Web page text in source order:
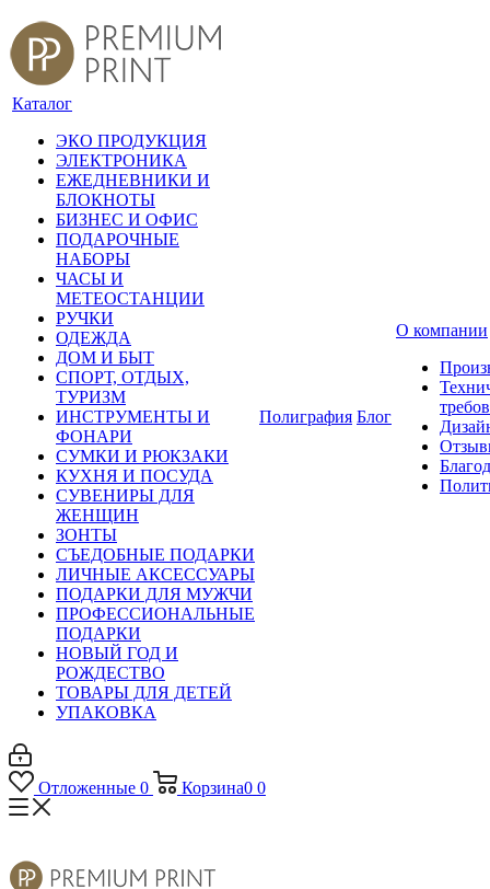
Каталог
ЭКО ПРОДУКЦИЯ
ЭЛЕКТРОНИКА
ЕЖЕДНЕВНИКИ И
БЛОКНОТЫ
БИЗНЕС И ОФИС
ПОДАРОЧНЫЕ
НАБОРЫ
ЧАСЫ И
МЕТЕОСТАНЦИИ
РУЧКИ
ОДЕЖДА
ДОМ И БЫТ
СПОРТ, ОТДЫХ,
ТУРИЗМ
ИНСТРУМЕНТЫ И
ФОНАРИ
СУМКИ И РЮКЗАКИ
КУХНЯ И ПОСУДА
СУВЕНИРЫ ДЛЯ
ЖЕНЩИН
ЗОНТЫ
СЪЕДОБНЫЕ ПОДАРКИ
ЛИЧНЫЕ АКСЕССУАРЫ
ПОДАРКИ ДЛЯ МУЖЧИ
ПРОФЕССИОНАЛЬНЫЕ
ПОДАРКИ
НОВЫЙ ГОД И
РОЖДЕСТВО
ТОВАРЫ ДЛЯ ДЕТЕЙ
УПАКОВКА
Полиграфия Блог
О компании
Отложенные 0 Корзина0 0